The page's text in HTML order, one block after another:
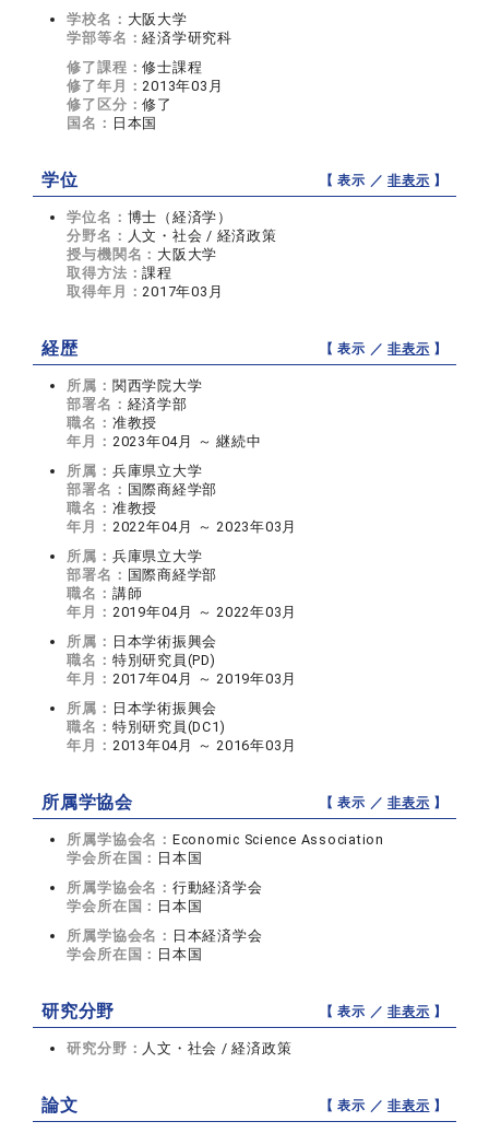
学校名： 大阪大学
学部等名：経済学研究科
修了課程：修士課程
修了年月：2013年03月
修了区分：修了
国名： 日本国
学位 【 表示 ／非表示 】
学位名： 博士（経済学）
分野名： 人文・社会 / 経済政策
授与機関名： 大阪大学
取得方法：課程
取得年月：2017年03月
経歴 【 表示 ／非表示 】
所属： 関西学院大学
部署名： 経済学部
職名： 准教授
年月： 2023年04月 ～ 継続中
所属： 兵庫県立大学
部署名： 国際商経学部
職名： 准教授
年月： 2022年04月 ～ 2023年03月
所属： 兵庫県立大学
部署名： 国際商経学部
職名： 講師
年月： 2019年04月 ～ 2022年03月
所属： 日本学術振興会
職名： 特別研究員(PD)
年月： 2017年04月 ～ 2019年03月
所属： 日本学術振興会
職名： 特別研究員(DC1)
年月： 2013年04月 ～ 2016年03月
所属学協会 【 表示 ／非表示 】
所属学協会名： Economic Science Association
学会所在国： 日本国
所属学協会名： 行動経済学会
学会所在国： 日本国
所属学協会名： 日本経済学会
学会所在国： 日本国
研究分野 【 表示 ／非表示 】
研究分野： 人文・社会 / 経済政策
論文 【 表示 ／非表示 】